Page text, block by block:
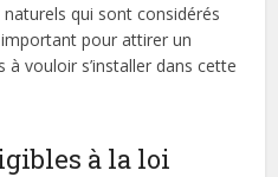
qui sont considérés
pour attirer un
vouloir s’installer dans cette
à la loi